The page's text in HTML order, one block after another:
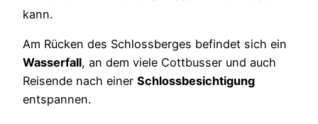
kann.
Am Rücken des Schlossberges befindet sich ein
Wasserfall, an dem viele Cottbusser und auch
Reisende nach einer Schlossbesichtigung
entspannen.